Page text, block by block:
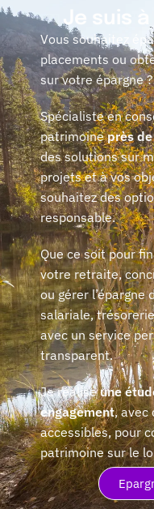
Je suis
Vous souhaitez
placements ou
sur votre épargne ?
Spécialiste en
patrimoineprès
des solutions sur
projets et à vos
souhaitez des
responsable.
Que ce soit pour
votre retraite,
ou gérer
salariale,
avec un service
transparent.
Je réaliseune
engagement, avec
accessibles, pour
patrimoine sur le